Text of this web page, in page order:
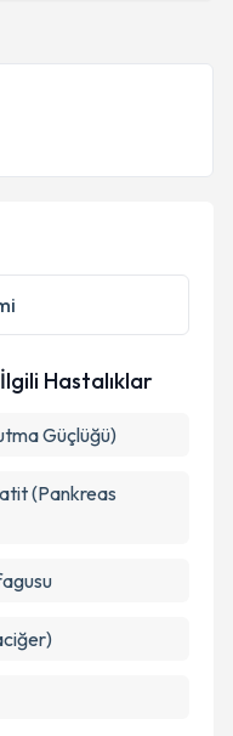
Hastalıklar
Güçlüğü)
(Pankreas